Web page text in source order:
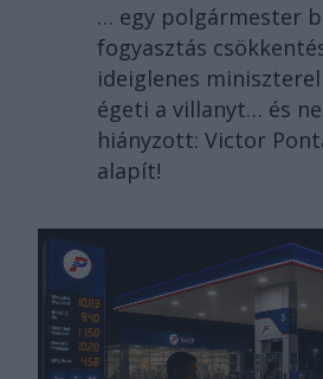
… egy polgármester
fogyasztás
ideiglenes
égeti a villanyt… és
hiányzott: Victor
alapít!